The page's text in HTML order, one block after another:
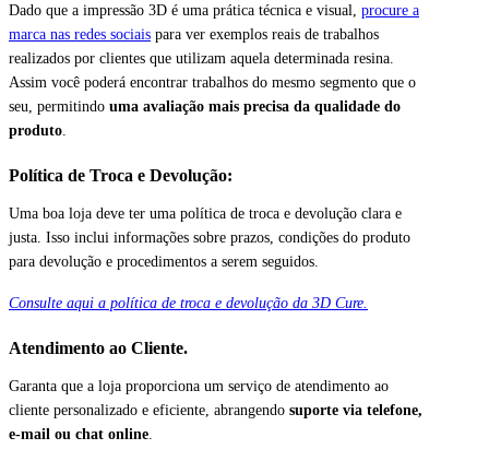
Dado que a impressão 3D é uma prática técnica e visual, procure a
marca nas redes sociais para ver exemplos reais de trabalhos
realizados por clientes que utilizam aquela determinada resina.
Assim você poderá encontrar trabalhos do mesmo segmento que o
seu, permitindo uma avaliação mais precisa da qualidade do
produto
Política de Troca e Devolução:
Uma boa loja deve ter uma política de troca e devolução clara e
justa. Isso inclui informações sobre prazos, condições do produto
para devolução e procedimentos a serem seguidos.
Consulte aqui a política de troca e devolução da 3D Cure.
Atendimento ao Cliente.
Garanta que a loja proporciona um serviço de atendimento ao
cliente personalizado e eficiente, abrangendo suporte via telefone,
e-mail ou chat online